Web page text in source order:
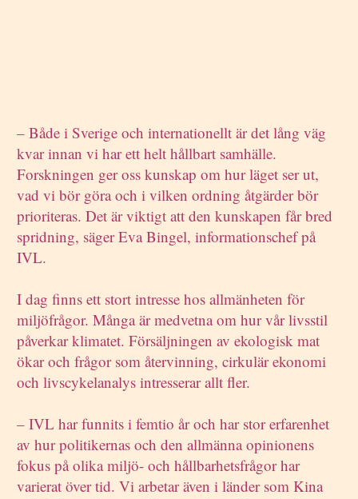
– Både i Sverige och internationellt är det lång väg
kvar innan vi har ett helt hållbart samhälle.
Forskningen ger oss kunskap om hur läget ser ut,
vad vi bör göra och i vilken ordning åtgärder bör
prioriteras. Det är viktigt att den kunskapen får bred
spridning, säger Eva Bingel, informationschef på
IVL.
I dag finns ett stort intresse hos allmänheten för
miljöfrågor. Många är medvetna om hur vår livsstil
påverkar klimatet. Försäljningen av ekologisk mat
ökar och frågor som återvinning, cirkulär ekonomi
och livscykelanalys intresserar allt fler.
– IVL har funnits i femtio år och har stor erfarenhet
av hur politikernas och den allmänna opinionens
fokus på olika miljö- och hållbarhetsfrågor har
varierat över tid. Vi arbetar även i länder som Kina